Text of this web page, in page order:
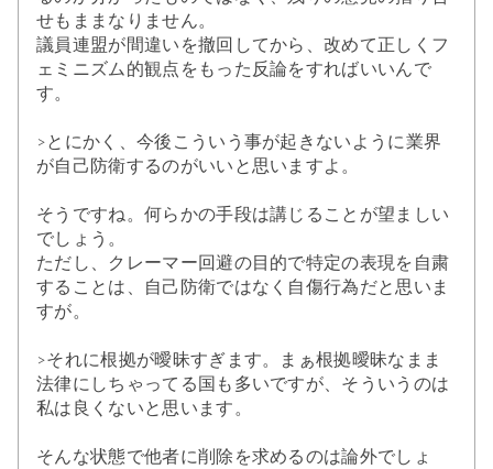
せもままなりません。
議員連盟が間違いを撤回してから、改めて正しくフ
ェミニズム的観点をもった反論をすればいいんで
す。
>とにかく、今後こういう事が起きないように業界
が自己防衛するのがいいと思いますよ。
そうですね。何らかの手段は講じることが望ましい
でしょう。
ただし、クレーマー回避の目的で特定の表現を自粛
することは、自己防衛ではなく自傷行為だと思いま
すが。
>それに根拠が曖昧すぎます。まぁ根拠曖昧なまま
法律にしちゃってる国も多いですが、そういうのは
私は良くないと思います。
そんな状態で他者に削除を求めるのは論外でしょ